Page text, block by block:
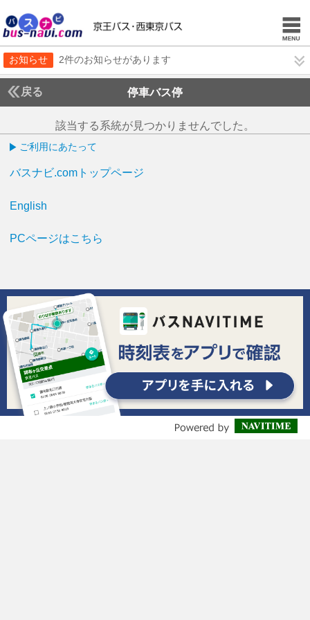
お知らせ 2件のお知らせがあります
戻る 停車バス停
該当する系統が見つかりませんでした。
ご利用にあたって
バスナビ.comトップページ
English
PCページはこちら